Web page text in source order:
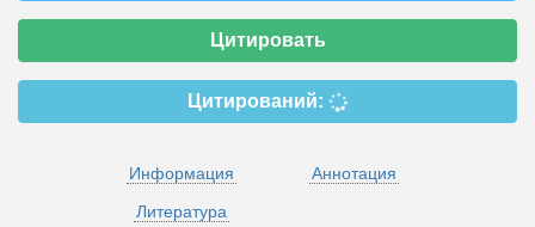
Цитировать
Цитирований:
Информация
Аннотация
Литература